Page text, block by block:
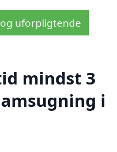
uforpligtende
mindst 3
i